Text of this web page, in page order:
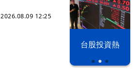
台股投資熱
2026.08.09 12:25